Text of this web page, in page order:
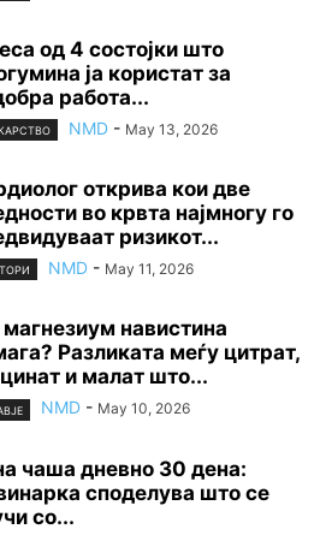
од 4 состојки што
ја користат за
работа...
NMD - May 13, 2026
открива кои две
во крвта најмногу го
ризикот...
NMD - May 11, 2026
магнезиум навистина
Разликата меѓу цитрат,
и малат што...
NMD - May 10, 2026
чаша дневно 30 дена:
споделува што се
со...